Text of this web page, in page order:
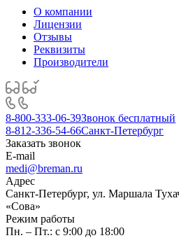
О компании
Лицензии
Отзывы
Реквизиты
Производители
8-800-333-06-39Звонок бесплатный
8-812-336-54-66Санкт-Петербург
Заказать звонок
E-mail
medi@breman.ru
Адрес
Санкт-Петербург, ул. Маршала
«Сова»
Режим работы
Пн. – Пт.: с 9:00 до 18:00